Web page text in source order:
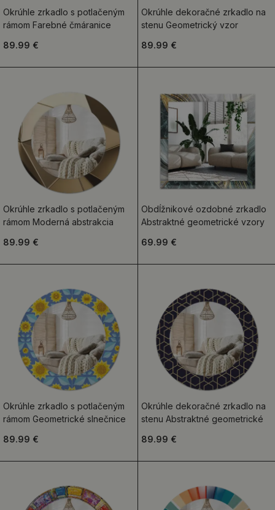
Okrúhle zrkadlo s potlačeným
rámom Farebné čmáranice
89.99 €
Okrúhle dekoračné zrkadlo na
stenu Geometrický vzor
89.99 €
Okrúhle zrkadlo s potlačeným
rámom Moderná abstrakcia
89.99 €
Obdĺžnikové ozdobné zrkadlo
Abstraktné geometrické vzory
69.99 €
Okrúhle zrkadlo s potlačeným
rámom Geometrické slnečnice
89.99 €
Okrúhle dekoračné zrkadlo na
stenu Abstraktné geometrické
89.99 €